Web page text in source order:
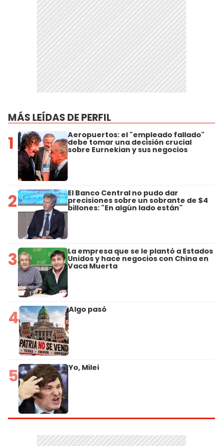
MÁS LEÍDAS DE PERFIL
1 Aeropuertos: el "empleado fallado"
debe tomar una decisión crucial
sobre Eurnekian y sus negocios
2 El Banco Central no pudo dar
precisiones sobre un sobrante de $4
billones: "En algún lado están"
3 La empresa que se le plantó a Estados
Unidos y hace negocios con China en
Vaca Muerta
4 Algo pasó
5 Yo, Milei